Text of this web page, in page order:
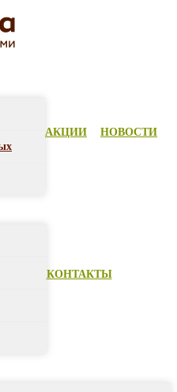
АКЦИИ НОВОСТИ
КОНТАКТЫ